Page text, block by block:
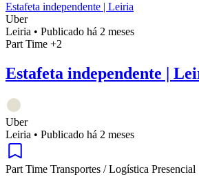
Estafeta independente | Leiria
Uber
Leiria • Publicado há 2 meses
Part Time +2
Estafeta independente |
Uber
Leiria • Publicado há 2 meses
Part Time Transportes / Logística Presencial